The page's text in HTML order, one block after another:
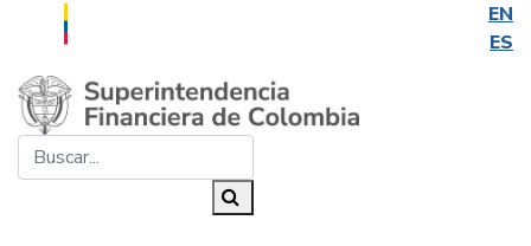
EN
ES
Saltar al contenido principal